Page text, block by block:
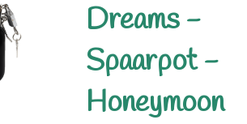
Dreams -
Spaarpot -
Honeymoon